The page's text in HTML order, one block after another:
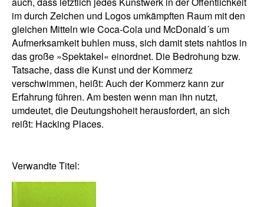
im durch Zeichen und Logos umkämpften Raum mit den
gleichen Mitteln wie Coca-Cola und McDonald´s um
Aufmerksamkeit buhlen muss, sich damit stets nahtlos in
das große »Spektakel« einordnet. Die Bedrohung bzw.
Tatsache, dass die Kunst und der Kommerz
verschwimmen, heißt: Auch der Kommerz kann zur
Erfahrung führen. Am besten wenn man ihn nutzt,
umdeutet, die Deutungshoheit herausfordert, an sich
reißt: Hacking Places.
Verwandte Titel: